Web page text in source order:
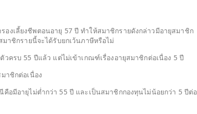
งเลี้ยงชีพตอนอายุ 57 ปี ทำให้สมาชิกรายดังกล่าวมีอายุสมาชิก
าชิกรายนี้จะได้รับยกเว้นภาษีหรือไม่
ครบ 55 ปีแล้ว แต่ไม่เข้าเกณฑ์เรื่องอายุสมาชิกต่อเนื่อง 5 ปี
าชิกต่อเนื่อง
อมีอายุไม่ต่ำกว่า 55 ปี และเป็นสมาชิกกองทุนไม่น้อยกว่า 5 ปีต่อ